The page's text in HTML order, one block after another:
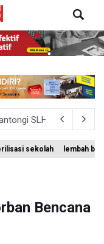
SLHS Paling
Pertanyaan Saat
Tuntas Temuan
Dua
sekolah lembah
Bencana